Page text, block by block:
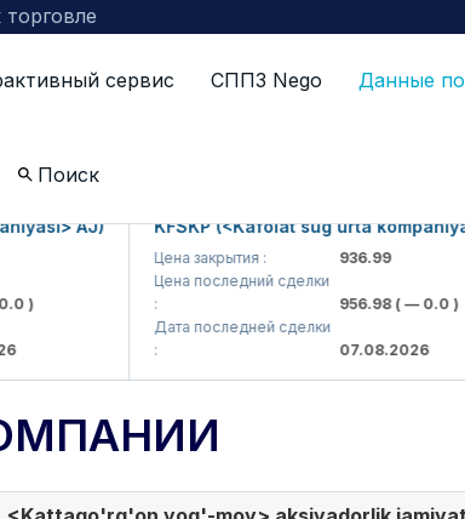
сервис СППЗ Nego Данные
Поиск
AJ) KFSKP (<Kafolat sug'urta
Цена закрытия :
936.99
Цена последний сделки
956.98( — 0.0 )
Дата последней сделки
07.08.2026